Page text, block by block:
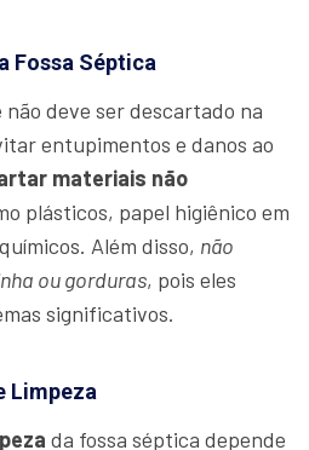
Fossa Séptica
deve ser descartado na
entupimentos e danos ao
materiais não
plásticos, papel higiênico em
Além disso, não
ou gorduras, pois eles
significativos.
Limpeza
da fossa séptica depende